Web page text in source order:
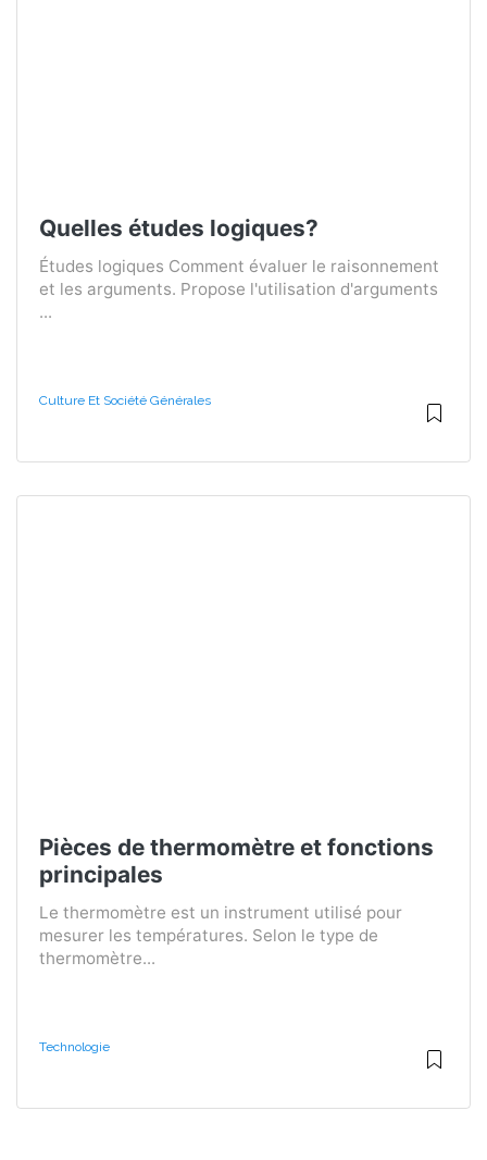
Quelles études logiques?
Études logiques Comment évaluer le raisonnement
et les arguments. Propose l'utilisation d'arguments
...
Culture Et Société Générales
Pièces de thermomètre et fonctions
principales
Le thermomètre est un instrument utilisé pour
mesurer les températures. Selon le type de
thermomètre...
Technologie